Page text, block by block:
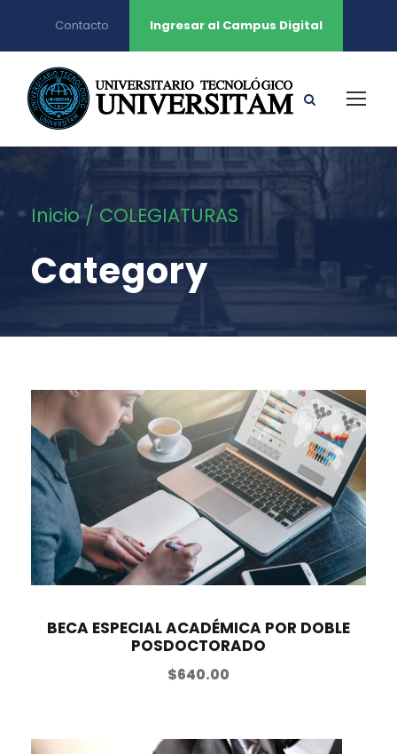
Contacto Ingresar al Campus Digital
Inicio/ COLEGIATURAS
Category
BECA ESPECIAL ACADÉMICA POR DOBLE
POSDOCTORADO
$640.00